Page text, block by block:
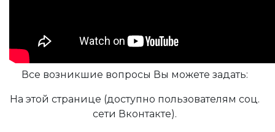
Все возникшие вопросы Вы можете задать:
На этой странице (доступно пользователям соц.
сети Вконтакте).